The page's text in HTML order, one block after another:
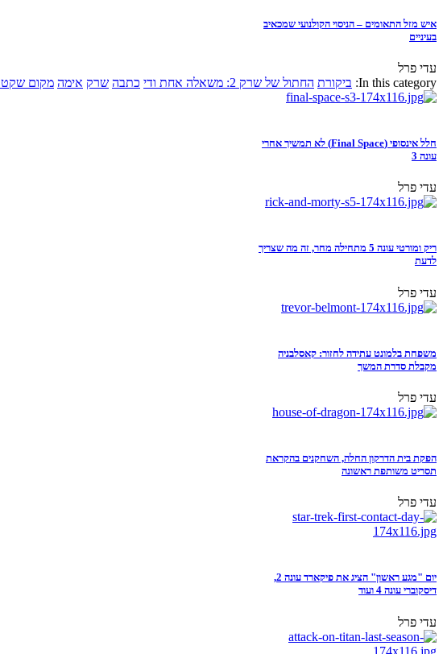
איש מזל התאומים – הניסוי הקולנועי שמכאיב
בעיניים
עדי פרל
In this category: ביקורת החתול של שרק 2: משאלה אחת ודי כתבה שרק אימה מקום שקט 2
חלל אינסופי (Final Space) לא תמשיך אחרי
עונה 3
עדי פרל
ריק ומורטי עונה 5 מתחילה מחר, זה מה שצריך
לדעת
עדי פרל
משפחת בלמונט עתידה לחזור: קאסלבניה
מקבלת סדרת המשך
עדי פרל
הפקת בית הדרקון החלה, השחקנים בהקראת
תסריט משותפת ראשונה
עדי פרל
יום "מגע ראשון" הציג את פיקארד עונה 2,
דיסקוברי עונה 4 ועוד
עדי פרל